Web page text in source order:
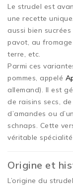
Le strudel est
une recette
aussi bien
pavot, au
terre, etc.
Parmi ces
pommes, appelé
allemand). Il est
de raisins secs,
d’amandes ou
schnaps. Cette
véritable
Origine et
L’origine du